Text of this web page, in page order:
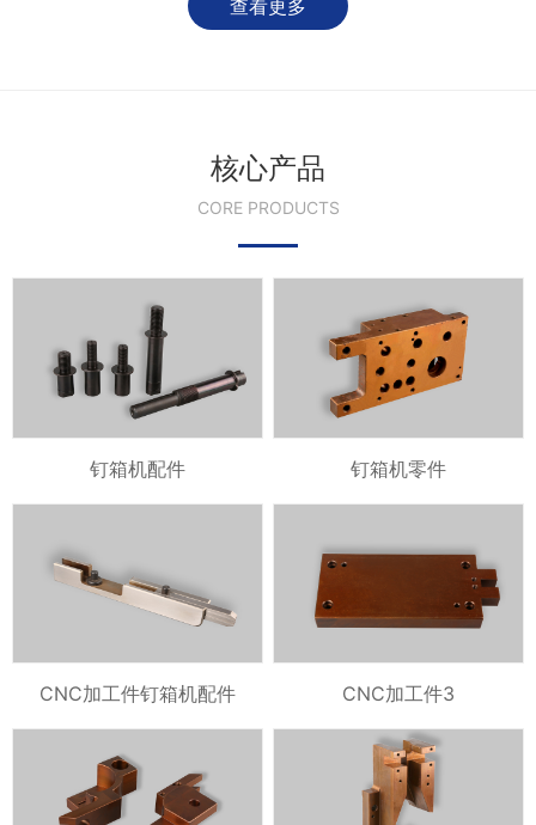
查看更多
核心产品
CORE PRODUCTS
钉箱机配件 钉箱机零件
CNC加工件钉箱机配件 CNC加工件3